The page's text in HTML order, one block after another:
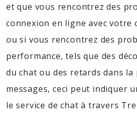
et que vous rencontrez des
connexion en ligne avec votre
ou si vous rencontrez des
performance, tels que des
du chat ou des retards dans la
messages, ceci peut indiquer
le service de chat à travers